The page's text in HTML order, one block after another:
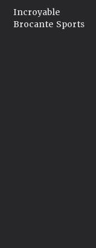
Incroyable
Brocante Sports